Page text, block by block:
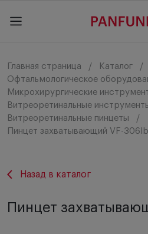
Главная страница
Каталог
Офтальмологическое
Микрохирургические
Витреоретинальные
Витреоретинальные пинцеты
Пинцет захватывающий VF-306lb
Назад в каталог
Пинцет